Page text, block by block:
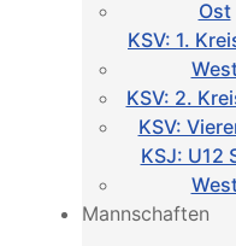
Ost
KSV: 1.
KSV: 2.
KSV:
KSJ: U12
Mannschaften